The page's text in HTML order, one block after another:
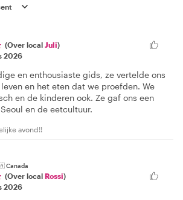
(Over local Juli)
2026
en enthousiaste gids, ze vertelde ons
en het eten dat we proefden. We
en de kinderen ook. Ze gaf ons een
en de eetcultuur.
avond!!
Canada
(Over local Rossi)
2026